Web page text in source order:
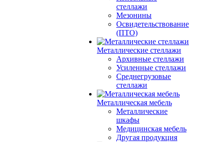
стеллажи
Мезонины
Освидетельствование
(ПТО)
Металлические стеллажи
Архивные стеллажи
Усиленные стеллажи
Среднегрузовые
стеллажи
Металлическая мебель
Металлические
шкафы
Медицинская мебель
Другая продукция